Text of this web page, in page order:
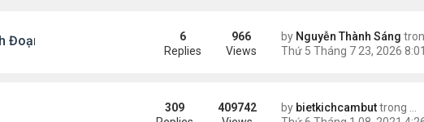
Đoạn - Gõ Google: nhat lang thu quan by Nguyễn Thành Sáng
6
Replies
966
Views
by bietkichcambuttrong
309
409742